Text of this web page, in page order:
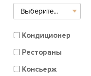
Выберите...
Кондиционер
Рестораны
Консьерж